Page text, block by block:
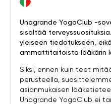
Unagrande YogaClub -
sisältää
yleiseen tiedotukseen,
ammattitaitoista lääkärin
Siksi, ennen kuin teet
perusteella,
asianmukaisen
Unagrande YogaClub ei